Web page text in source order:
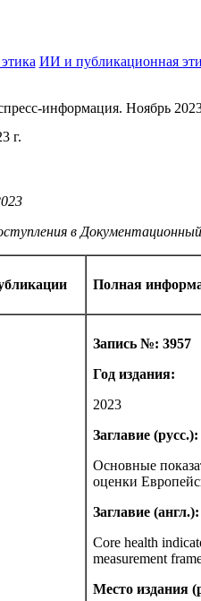
ИИ и публикационная
информация. Ноябрь
г.
в
Полная
Запись №: 3957
Год издания:
2023
Заглавие (русс.):
Основные
оценки
Заглавие (англ.):
Core health
measurement
Место издания